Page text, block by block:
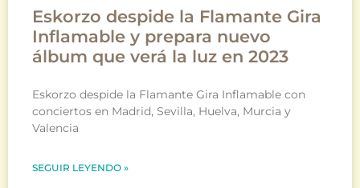
Eskorzo despide la Flamante Gira
Inflamable y prepara nuevo
álbum que verá la luz en 2023
Eskorzo despide la Flamante Gira Inflamable con
conciertos en Madrid, Sevilla, Huelva, Murcia y
Valencia
SEGUIR LEYENDO »